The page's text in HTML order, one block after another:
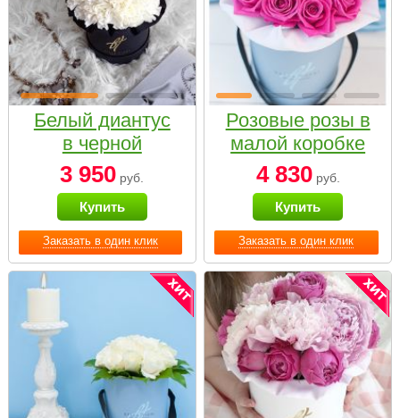
Заказать в один клик
Белый диантус
в черной
коробке Small
3 950 руб.
Купить
Заказать в один клик
Розовые розы в
малой коробке
4 830руб.
Купить